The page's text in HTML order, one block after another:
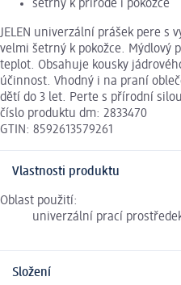
šetrný k přírodě i pokožce
JELEN univerzální prášek pere s
velmi šetrný k pokožce. Mýdlový
teplot. Obsahuje kousky
účinnost. Vhodný i na praní
dětí do 3 let. Perte s přírodní silou
číslo produktu dm: 2833470
GTIN: 8592613579261
Vlastnosti produktu
Oblast použití:
univerzální prací
Složení